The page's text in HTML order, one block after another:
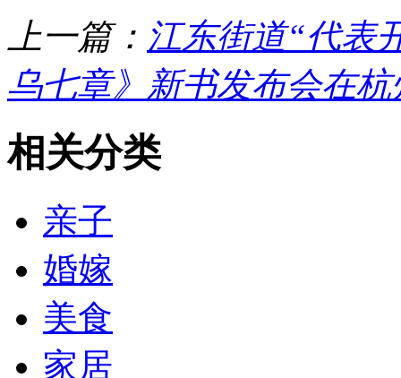
上一篇： 江东街道“代表
乌七章》新书发布会在杭
相关分类
亲子
婚嫁
美食
家居